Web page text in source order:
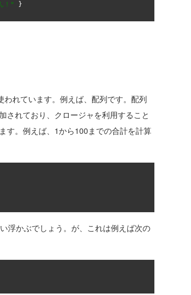
！"
}
れています。例えば、配列です。配列
されており、クロージャを利用すること
す。例えば、1から100までの合計を計算
浮かぶでしょう。が、これは例えば次の